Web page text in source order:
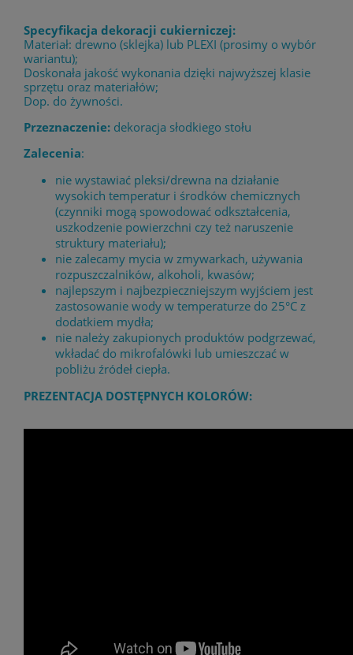
Specyfikacja dekoracji cukierniczej:
Materiał: drewno (sklejka) lub PLEXI (prosimy o wybór
wariantu);
Doskonała jakość wykonania dzięki najwyższej klasie
sprzętu oraz materiałów;
Dop. do żywności.
Przeznaczenie: dekoracja słodkiego stołu
Zalecenia:
nie wystawiać pleksi/drewna na działanie
wysokich temperatur i środków chemicznych
(czynniki mogą spowodować odkształcenia,
uszkodzenie powierzchni czy też naruszenie
struktury materiału);
nie zalecamy mycia w zmywarkach, używania
rozpuszczalników, alkoholi, kwasów;
najlepszym i najbezpieczniejszym wyjściem jest
zastosowanie wody w temperaturze do 25°C z
dodatkiem mydła;
nie należy zakupionych produktów podgrzewać,
wkładać do mikrofalówki lub umieszczać w
pobliżu źródeł ciepła.
PREZENTACJA DOSTĘPNYCH KOLORÓW: